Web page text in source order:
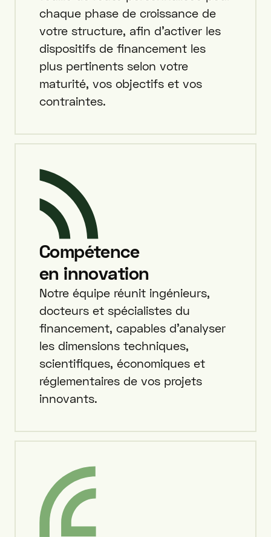
chaque phase de croissance de
votre structure, afin d’activer les
dispositifs de financement les
plus pertinents selon votre
maturité, vos objectifs et vos
contraintes.
Compétence
en innovation
Notre équipe réunit ingénieurs,
docteurs et spécialistes du
financement, capables d’analyser
les dimensions techniques,
scientifiques, économiques et
réglementaires de vos projets
innovants.